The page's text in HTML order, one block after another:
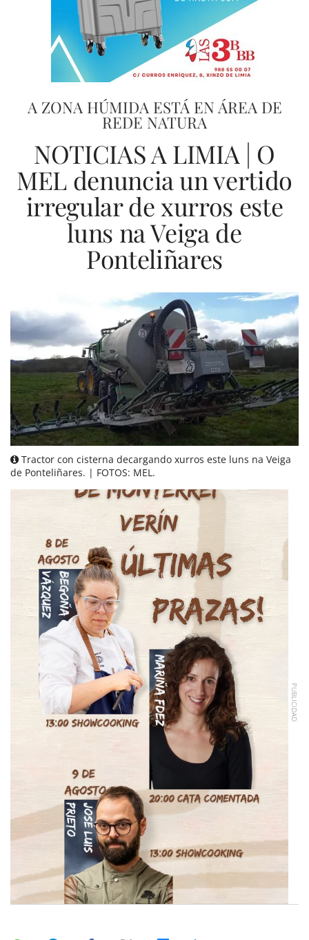
A ZONA HÚMIDA ESTÁ EN ÁREA DE
REDE NATURA
NOTICIAS A LIMIA | O
MEL denuncia un vertido
irregular de xurros este
luns na Veiga de
Ponteliñares
Tractor con cisterna decargando xurros este luns na Veiga
de Ponteliñares. | FOTOS: MEL.